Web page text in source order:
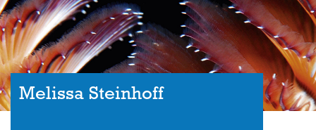
Melissa Steinhoff